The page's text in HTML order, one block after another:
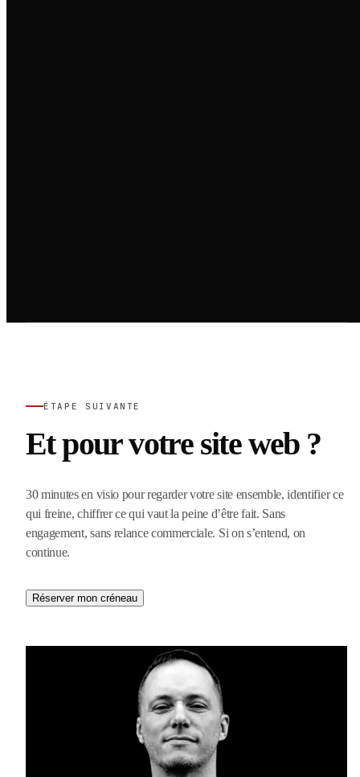
ÉTAPE SUIVANTE
Et pour votre site web ?
30 minutes en visio pour regarder votre site ensemble, identifier ce
qui freine, chiffrer ce qui vaut la peine d’être fait. Sans
engagement, sans relance commerciale. Si on s’entend, on
continue.
Réserver mon créneau